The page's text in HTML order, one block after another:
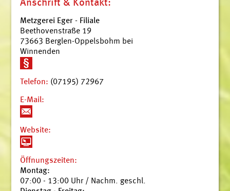
Anschrift & Kontakt:
Metzgerei Eger - Filiale
Beethovenstraße 19
73663 Berglen-Oppelsbohm bei
Winnenden
Telefon: (07195) 72967
E-Mail:
Website:
Öffnungszeiten:
Montag:
07:00 - 13:00 Uhr / Nachm. geschl.